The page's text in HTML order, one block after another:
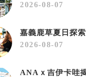
2026-08-07
2026-08-07